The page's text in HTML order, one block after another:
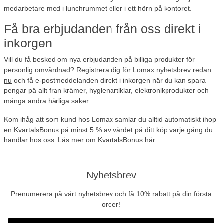
medarbetare med i lunchrummet eller i ett hörn på kontoret.
Få bra erbjudanden från oss direkt i
inkorgen
Vill du få besked om nya erbjudanden på billiga produkter för
personlig omvårdnad? Registrera dig för Lomax nyhetsbrev redan
nu och få e-postmeddelanden direkt i inkorgen när du kan spara
pengar på allt från krämer, hygienartiklar, elektronikprodukter och
många andra härliga saker.
Kom ihåg att som kund hos Lomax samlar du alltid automatiskt ihop
en KvartalsBonus på minst 5 % av värdet på ditt köp varje gång du
handlar hos oss. Läs mer om KvartalsBonus här.
Nyhetsbrev
Prenumerera på vårt nyhetsbrev och få 10% rabatt på din första
order!